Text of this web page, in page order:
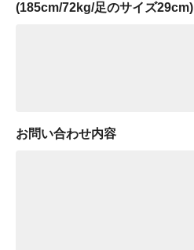
(185cm/72kg/足のサイズ29cm)
お問い合わせ内容